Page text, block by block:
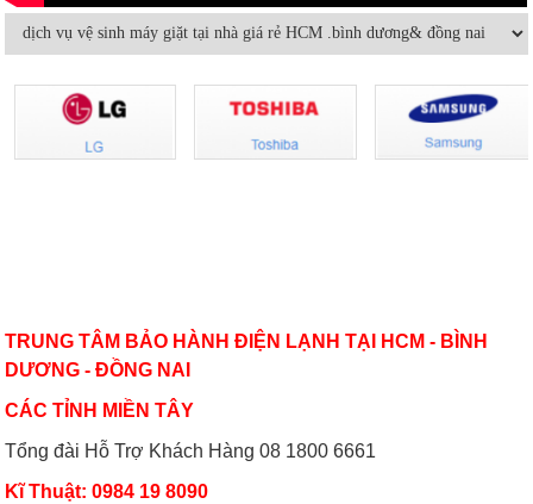
Nguyên nhân nào khiến điều hòa
nhiệt độ không đủ mát?
Cách sử dụng thiết bị điện tiết kiệm
nhất trong mùa hè
Cách sửa máy lạnh âm trần không
lạnh hoặc lạnh yếu
Vệ sinh máy lạnh âm trần tại nhà
Bảo dưỡng điều hoà và những điều
cần lưu ý
Dùng máy lạnh điều hòa thế nào để
Có nên bật/tắt máy lạnh liên tục để
tiết kiệm điện?
Hướng dẫn sử dụng điều hòa đúng
TRUNG TÂM BẢO HÀNH ĐIỆN LẠNH TẠI HCM - BÌNH
DƯƠNG - ĐỒNG NAI
CÁC TỈNH MIỀN TÂY
Tổng đài Hỗ Trợ Khách Hàng 08 1800 6661
Kĩ Thuật: 0984 19 8090